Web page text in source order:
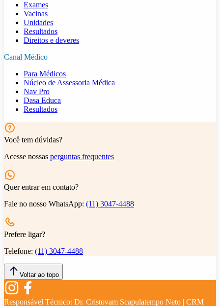
Exames
Vacinas
Unidades
Resultados
Direitos e deveres
Canal Médico
Para Médicos
Núcleo de Assessoria Médica
Nav Pro
Dasa Educa
Resultados
Você tem dúvidas?
Acesse nossas perguntas frequentes
Quer entrar em contato?
Fale no nosso WhatsApp: (11) 3047-4488
Prefere ligar?
Telefone: (11) 3047-4488
Voltar ao topo
Responsável Técnico: Dr. Cristovam Scapulatempo Neto | CRM